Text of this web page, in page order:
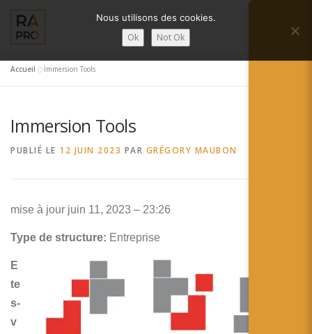
contenu
Menu
SERVICES RA’PRO ACTUALITÉ DE LA RA
简体中文
Accueil »Immersion Tools
Immersion Tools
PUBLIÉ LE 12 JUIN 2023 PAR GRÉGORY MAUBON
mise à jour juin 11, 2023 – 23:26
Type de structure: Entreprise
E
te
s-
v
Nous utilisons des cookies.
Ok Not Ok